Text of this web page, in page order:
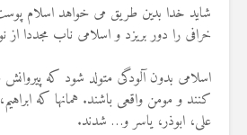
شاید خدا بدین طریق می خواهد اسلام
خرافی را دور بریزد و اسلامی ناب مجددا از
اسلامی بدون آلودگی متولد شود که
کنند و مومن واقعی باشند. همانها که
علی، ابوذر، یاسر و… شدند.